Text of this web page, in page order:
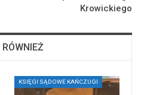
Krowickiego
KSIĘGI SĄDOWE KAŃCZUGI